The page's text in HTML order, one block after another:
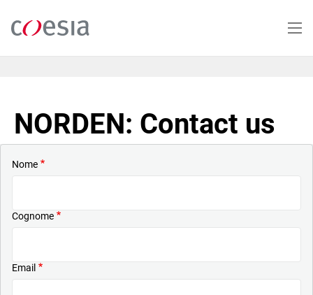
contenuto
NORDEN: Contact us
Nome
Cognome
Email